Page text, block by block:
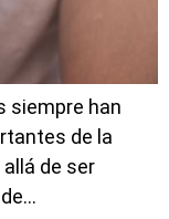
siempre han
de la
de ser